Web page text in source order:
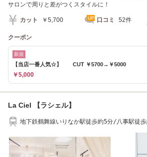
サロンで周りと差がつくスタイルに！
カット ￥5,700 口コミ 52件
クーポン
新規
【当店一番人気☆】 CUT ￥5700→￥5000
￥5,000
La Ciel 【ラシェル】
地下鉄鶴舞線いりなか駅徒歩約5分/八事駅徒